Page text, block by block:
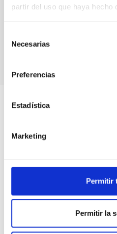
partir del uso que haya hecho
Necesarias
Preferencias
Estadística
Marketing
Permitir
Permitir la